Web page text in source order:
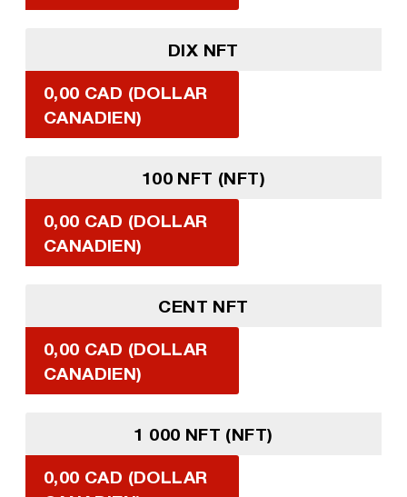
DIX NFT
0,00 CAD (DOLLAR
CANADIEN)
100 NFT (NFT)
0,00 CAD (DOLLAR
CANADIEN)
CENT NFT
0,00 CAD (DOLLAR
CANADIEN)
1 000 NFT (NFT)
0,00 CAD (DOLLAR